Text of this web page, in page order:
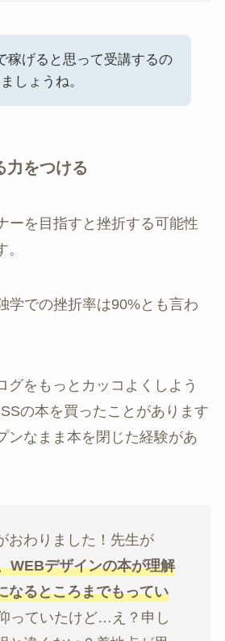
稼げると思って受講するの
しょうね。
力をつける
ーを目指すと挫折する可能性
学での挫折率は90%とも言わ
グをもっとカッコよくしよう
の本を買ったことがあります
ンなまま本を閉じた経験があ
おわりました！先生が
WEBデザインの本が理解
なるところまでもってい
っていたけど…え？申し